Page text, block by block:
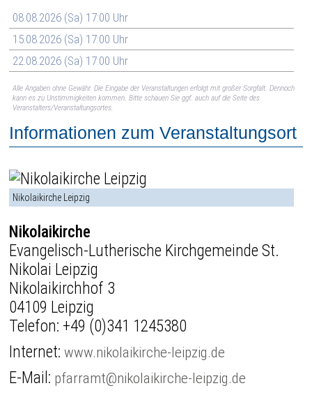
08.08.2026 (Sa) 17:00 Uhr
15.08.2026 (Sa) 17:00 Uhr
22.08.2026 (Sa) 17:00 Uhr
Alle Angaben ohne Gewähr. Die Eingabe der Veranstaltungen erfolgt mit großer Sorgfalt. Dennoch
kann es zu Unstimmigkeiten kommen. Bitte schauen Sie ggf. auch auf die Seite des
Veranstalters/Veranstaltungsortes.
Informationen zum Veranstaltungsort
Nikolaikirche Leipzig
Nikolaikirche
Evangelisch-Lutherische Kirchgemeinde St.
Nikolai Leipzig
Nikolaikirchhof 3
04109 Leipzig
Telefon: +49 (0)341 1245380
Internet:www.nikolaikirche-leipzig.de
E-Mail: pfarramt@nikolaikirche-leipzig.de